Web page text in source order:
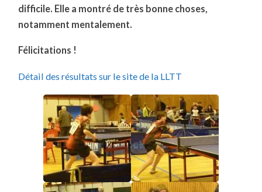
difficile. Elle a montré de très bonne choses,
notamment mentalement.
Félicitations !
Détail des résultats sur le site de la LLTT